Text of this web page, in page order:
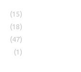
(15)
(18)
(47)
(1)